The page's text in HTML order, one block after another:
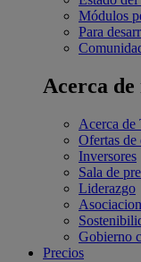
Módulos
Para
Acerca de
Acerca de
Ofertas de
Inversores
Sala de
Liderazgo
Gobierno
Precios